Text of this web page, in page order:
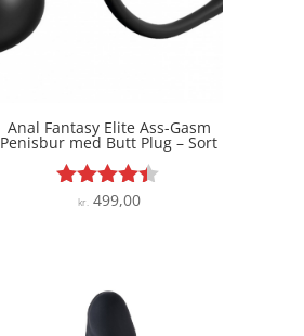
Anal Fantasy Elite Ass-Gasm
Penisbur med Butt Plug – Sort
Vurderet
kr.499,00